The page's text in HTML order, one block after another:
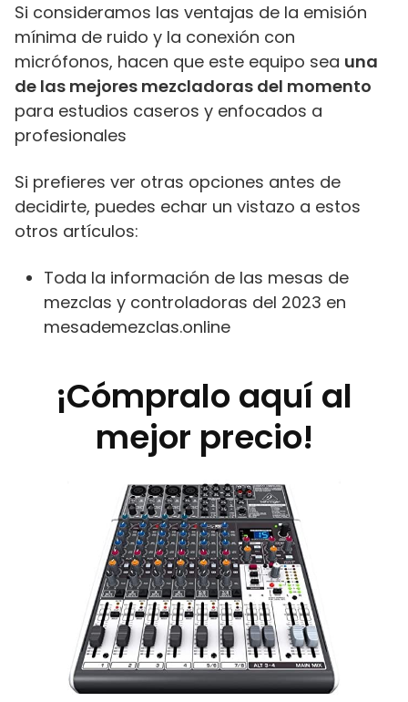
Si consideramos las ventajas de la emisión
mínima de ruido y la conexión con
micrófonos, hacen que este equipo sea una
de las mejores mezcladoras del momento
para estudios caseros y enfocados a
profesionales
Si prefieres ver otras opciones antes de
decidirte, puedes echar un vistazo a estos
otros artículos:
Toda la información de las mesas de
mezclas y controladoras del 2023 en
mesademezclas.online
¡Cómpralo aquí al
mejor precio!